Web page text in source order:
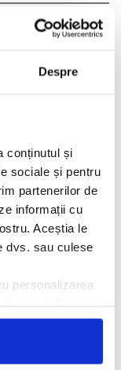
Despre
conținutul și
sociale și pentru
partenerilor de
informații cu
Aceștia le
dvs. sau culese
personalizarea
Prenume
Alte informatii